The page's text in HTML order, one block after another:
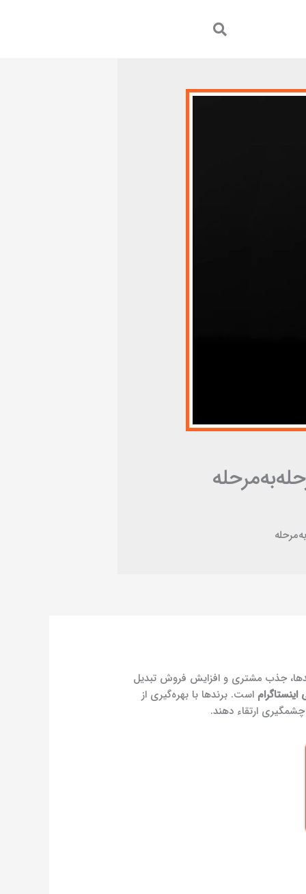
جذب مشتری و افزایش فروش تبدیل
است. برندها با بهره‌گیری از
ارتقاء دهند.